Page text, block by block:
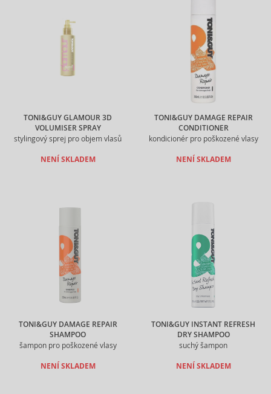
TONI&GUY GLAMOUR 3D
VOLUMISER SPRAY
stylingový sprej pro objem vlasů
NENÍ SKLADEM
TONI&GUY DAMAGE REPAIR
CONDITIONER
kondicionér pro poškozené vlasy
NENÍ SKLADEM
TONI&GUY DAMAGE REPAIR
SHAMPOO
šampon pro poškozené vlasy
NENÍ SKLADEM
TONI&GUY INSTANT REFRESH
DRY SHAMPOO
suchý šampon
NENÍ SKLADEM